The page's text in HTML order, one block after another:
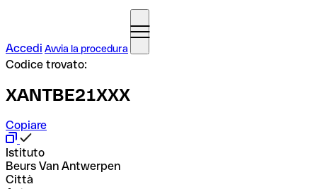
Accedi Avvia la procedura
Codice trovato:
XANTBE21XXX
Copiare
Istituto
Beurs Van Antwerpen
Città